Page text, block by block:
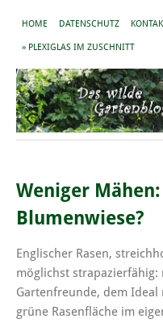
HOME DATENSCHUTZ
» PLEXIGLAS IM ZUSCHNITT
Weniger
Blumenwiese?
Englischer Rasen,
möglichst
Gartenfreunde, dem
grüne Rasenfläche im